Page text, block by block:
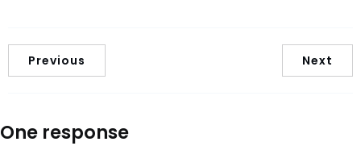
Previous Next
One response